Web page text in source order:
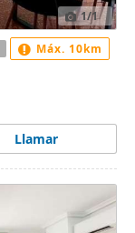
1/1
Llamar
Máx. 10km